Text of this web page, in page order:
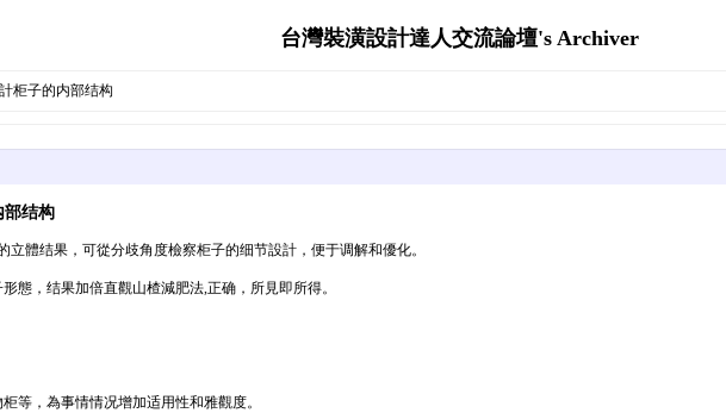
台灣裝潢設計達人交流論壇's Archiver
柜子的内部结构
部结构
體结果，可從分歧角度檢察柜子的细节設計，便于调解和優化。
態，结果加倍直觀山楂減肥法,正确，所見即所得。
等，為事情情况增加适用性和雅觀度。